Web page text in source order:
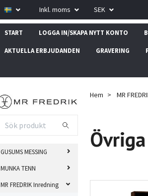
Inkl. moms SEK
START LOGGA IN/SKAPA NYTT KONTO
AKTUELLA ERBJUDANDEN GRAVERING
GUSUMS MESSING
MUNKA TENN
MR FREDRIK Inredning
Hem MR